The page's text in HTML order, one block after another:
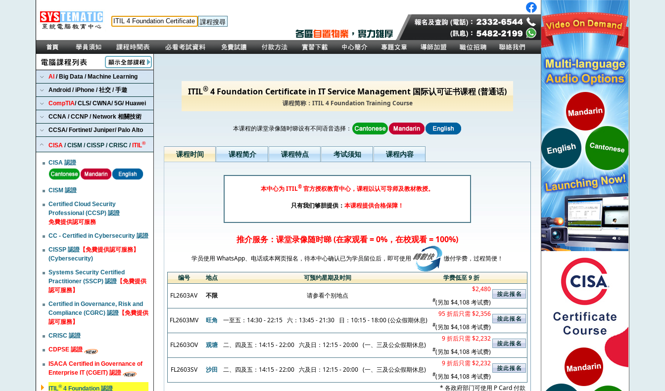
AI / Big Data / Machine Learning
Android / iPhone / 社交 / 手遊
CompTIA/ CLS/ CWNA/ 5G/ Huawei
CCNA / CCNP / Network 相關技術
CCSA/ Fortinet/ Juniper/ Palo Alto
CISA / CISM / CISSP / CRISC / ITIL®
CISA 認證
CISM 認證
Certified Cloud Security
Professional (CCSP) 認證
免費提供認可服務
CC - Certified in Cybersecurity 認證
CISSP 認證【免費提供認可服務】
(Cybersecurity)
Systems Security Certified
Practitioner (SSCP) 認證【免費提供
認可服務】
Certified in Governance, Risk and
Compliance (CGRC) 認證【免費提供
認可服務】
CRISC 認證
CDPSE 認證
ISACA Certified in Governance of
Enterprise IT (CGEIT) 認證
ITIL®4 Foundation 認證